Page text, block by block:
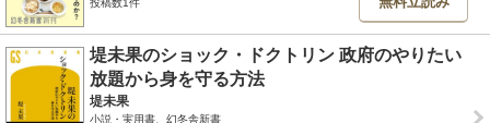
投稿数1件
堤未果のショック・ドクトリン 政府のやりたい
放題から身を守る方法
堤未果
小説・実用書、幻冬舎新書